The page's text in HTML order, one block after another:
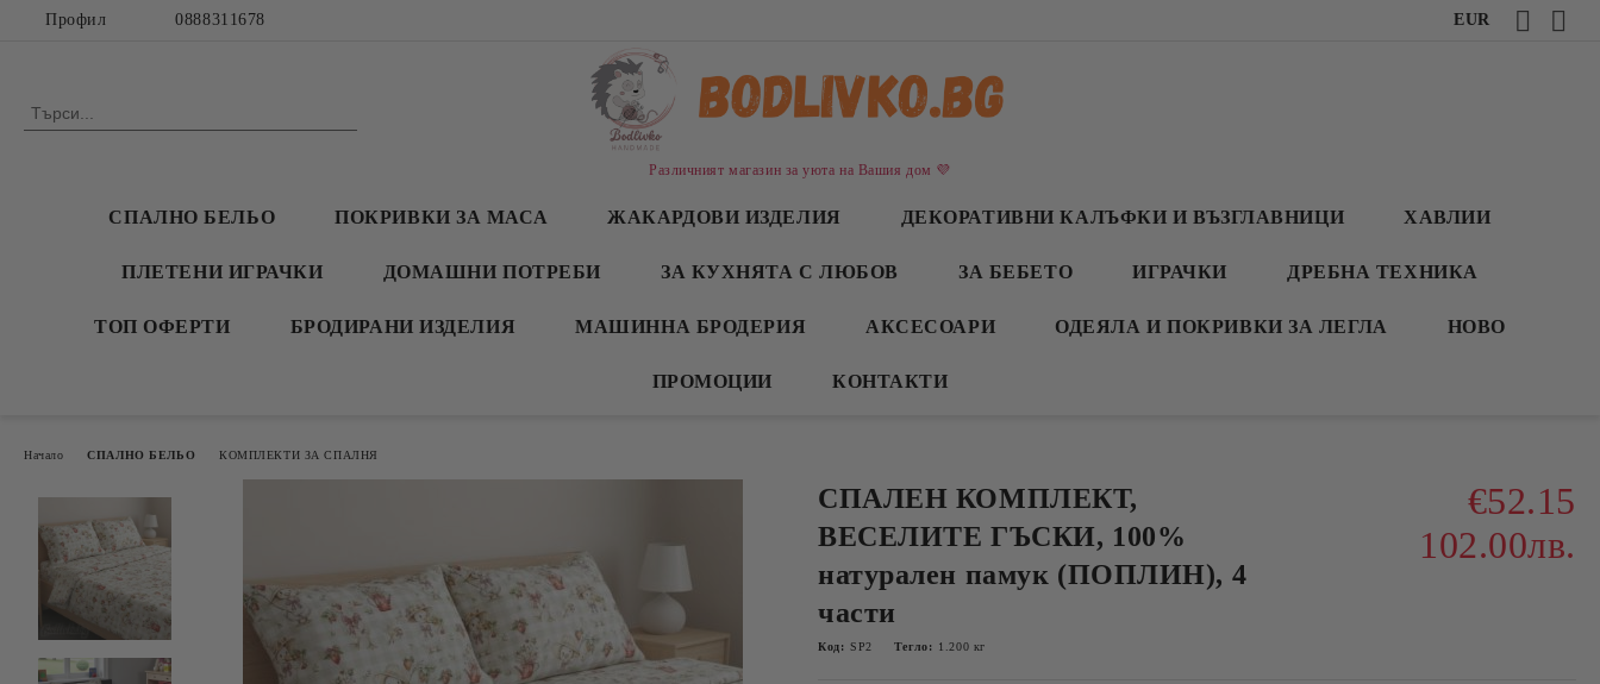
Профил 0888311678 EUR
Различният магазин за уюта на Вашия дом 💜
СПАЛНО БЕЛЬО ПОКРИВКИ ЗА МАСА ЖАКАРДОВИ ИЗДЕЛИЯ ДЕКОРАТИВНИ КАЛЪФКИ И ВЪЗГЛАВНИЦИ ХАВЛИИ
ПЛЕТЕНИ ИГРАЧКИ ДОМАШНИ ПОТРЕБИ ЗА КУХНЯТА С ЛЮБОВ ЗА БЕБЕТО ИГРАЧКИ ДРЕБНА ТЕХНИКА
ТОП ОФЕРТИ БРОДИРАНИ ИЗДЕЛИЯ МАШИННА БРОДЕРИЯ АКСЕСОАРИ ОДЕЯЛА И ПОКРИВКИ ЗА ЛЕГЛА НОВО
ПРОМОЦИИ КОНТАКТИ
Начало СПАЛНО БЕЛЬО КОМПЛЕКТИ ЗА СПАЛНЯ
СПАЛЕН КОМПЛЕКТ,
ВЕСЕЛИТЕ ГЪСКИ, 100%
натурален памук (ПОПЛИН), 4
части
€52.15
102.00лв.
Код: SP2 Тегло: 1.200 кг